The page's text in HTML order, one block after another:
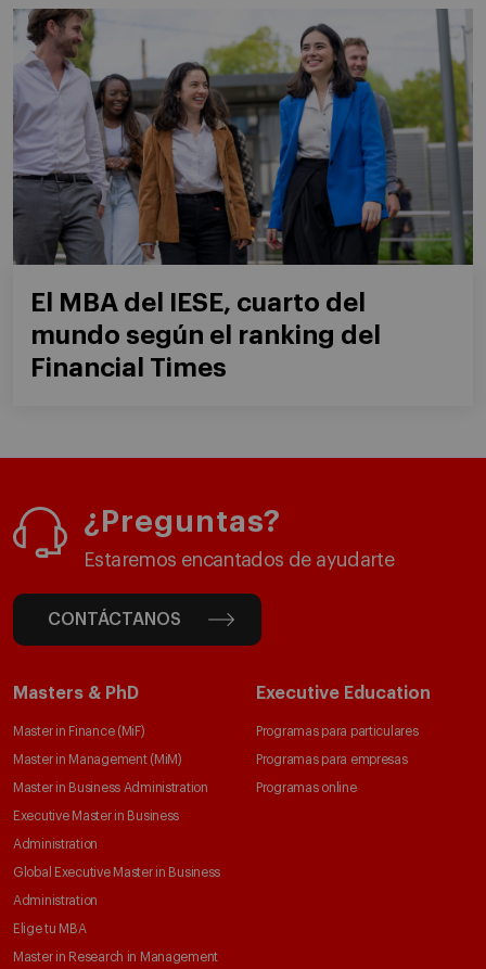
El MBA del IESE, cuarto del
mundo según el ranking del
Financial Times
¿Preguntas?
Estaremos encantados de ayudarte
CONTÁCTANOS
Masters & PhD
Master in Finance (MiF)
Master in Management (MiM)
Master in Business Administration
Executive Master in Business
Administration
Global Executive Master in Business
Administration
Elige tu MBA
Master in Research in Management
Executive Education
Programas para particulares
Programas para empresas
Programas online